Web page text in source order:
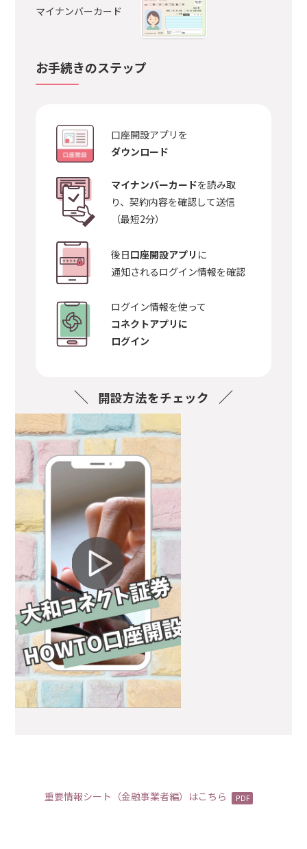
マイナンバーカード
お手続きのステップ
口座開設アプリを
ダウンロード
マイナンバーカードを読み取
り、契約内容を確認して送信
（最短2分）
後日口座開設アプリ に
通知されるログイン情報を確認
ログイン情報を使って
コネクトアプリに
ログイン
開設方法をチェック
重要情報シート（金融事業者編）はこちら